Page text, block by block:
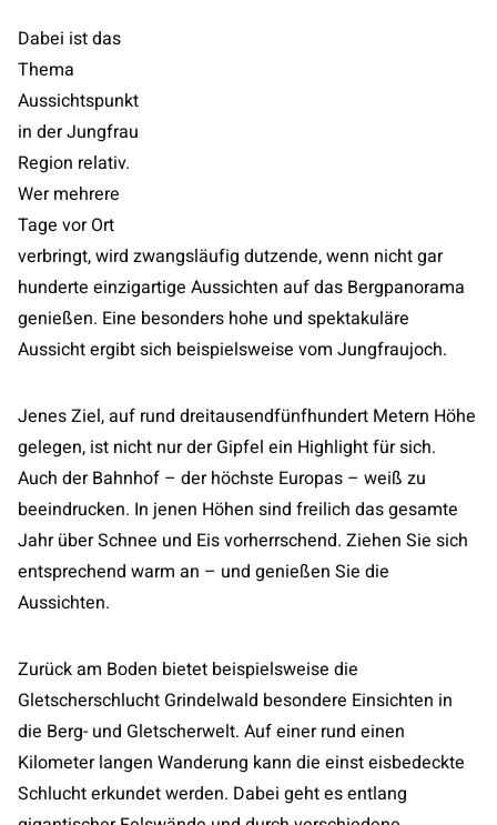
Dabei ist das
Thema
Aussichtspunkt
in der Jungfrau
Region relativ.
Wer mehrere
Tage vor Ort
verbringt, wird zwangsläufig dutzende, wenn nicht gar
hunderte einzigartige Aussichten auf das Bergpanorama
genießen. Eine besonders hohe und spektakuläre
Aussicht ergibt sich beispielsweise vom Jungfraujoch.
Jenes Ziel, auf rund dreitausendfünfhundert Metern Höhe
gelegen, ist nicht nur der Gipfel ein Highlight für sich.
Auch der Bahnhof – der höchste Europas – weiß zu
beeindrucken. In jenen Höhen sind freilich das gesamte
Jahr über Schnee und Eis vorherrschend. Ziehen Sie sich
entsprechend warm an – und genießen Sie die
Aussichten.
Zurück am Boden bietet beispielsweise die
Gletscherschlucht Grindelwald besondere Einsichten in
die Berg- und Gletscherwelt. Auf einer rund einen
Kilometer langen Wanderung kann die einst eisbedeckte
Schlucht erkundet werden. Dabei geht es entlang